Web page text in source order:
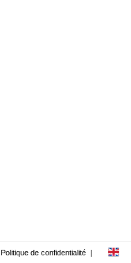
Politique de confidentialité |